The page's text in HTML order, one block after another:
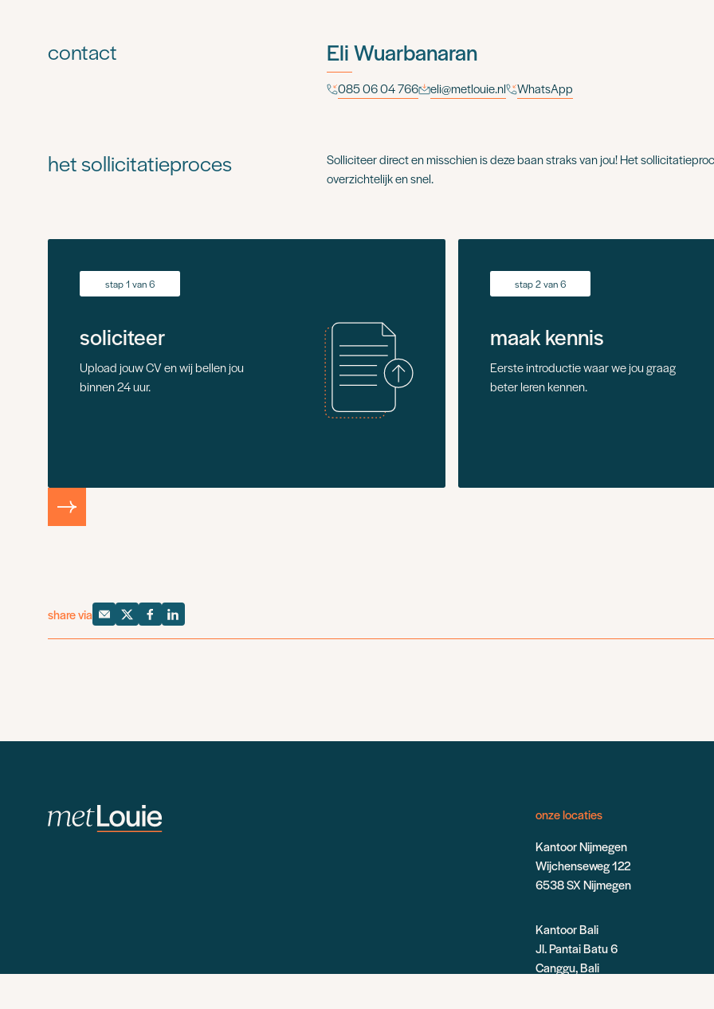
contact Eli Wuarbanaran
085 06 04 766 eli@metlouie.nl WhatsApp
het sollicitatieproces
Solliciteer direct en misschien is deze baan straks van jou! Het
overzichtelijk en snel.
stap 1 van 6
soliciteer
Upload jouw CV en wij bellen jou
binnen 24 uur.
stap 2 van 6
maak kennis
Eerste introductie waar we jou graag
beter leren kennen.
share via
onze locaties
Kantoor Nijmegen
Wijchenseweg 122
6538 SX Nijmegen
Kantoor Bali
Jl. Pantai Batu 6
Canggu, Bali